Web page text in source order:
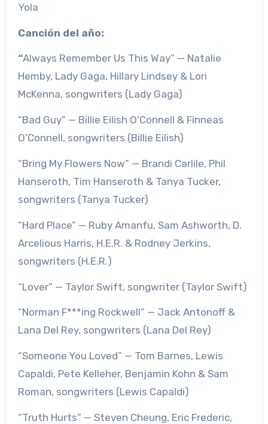
Yola
Canción del año:
“Always Remember Us This Way” — Natalie
Hemby, Lady Gaga, Hillary Lindsey & Lori
McKenna, songwriters (Lady Gaga)
“Bad Guy” — Billie Eilish O’Connell & Finneas
O’Connell, songwriters (Billie Eilish)
“Bring My Flowers Now” — Brandi Carlile, Phil
Hanseroth, Tim Hanseroth & Tanya Tucker,
songwriters (Tanya Tucker)
“Hard Place” — Ruby Amanfu, Sam Ashworth, D.
Arcelious Harris, H.E.R. & Rodney Jerkins,
songwriters (H.E.R.)
“Lover” — Taylor Swift, songwriter (Taylor Swift)
“Norman F***ing Rockwell” — Jack Antonoff &
Lana Del Rey, songwriters (Lana Del Rey)
“Someone You Loved” — Tom Barnes, Lewis
Capaldi, Pete Kelleher, Benjamin Kohn & Sam
Roman, songwriters (Lewis Capaldi)
“Truth Hurts” — Steven Cheung, Eric Frederic,